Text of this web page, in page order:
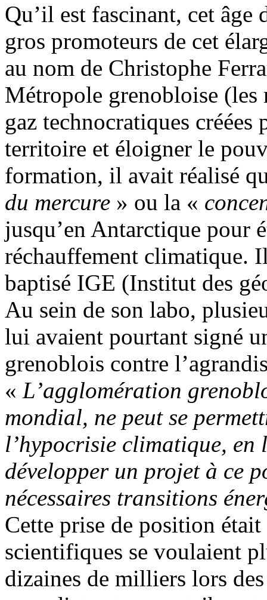
Qu’il est fascinant, cet
gros promoteurs de cet
au nom de Christophe
Métropole grenobloise (les
gaz technocratiques
territoire et éloigner le
formation, il avait réalisé
du mercure » ou la «
jusqu’en Antarctique pour
réchauffement climatique.
baptisé IGE (Institut des
Au sein de son labo,
lui avaient pourtant signé
grenoblois contre
« L’agglomération
mondial, ne peut se
l’hypocrisie climatique,
développer un projet à ce
nécessaires transitions
Cette prise de position était
scientifiques se voulaient
dizaines de milliers lors